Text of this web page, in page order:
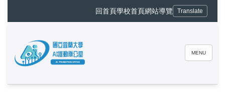
回首頁學校首頁網站導覽 Translate
MENU